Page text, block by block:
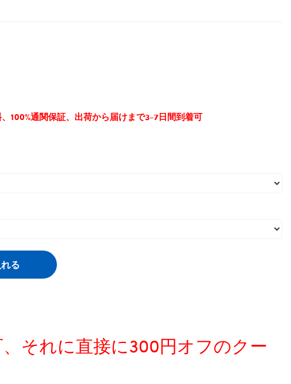
100%通関保証、出荷から届けまで3-7日間到着可
る
それに直接に300円オフのクー